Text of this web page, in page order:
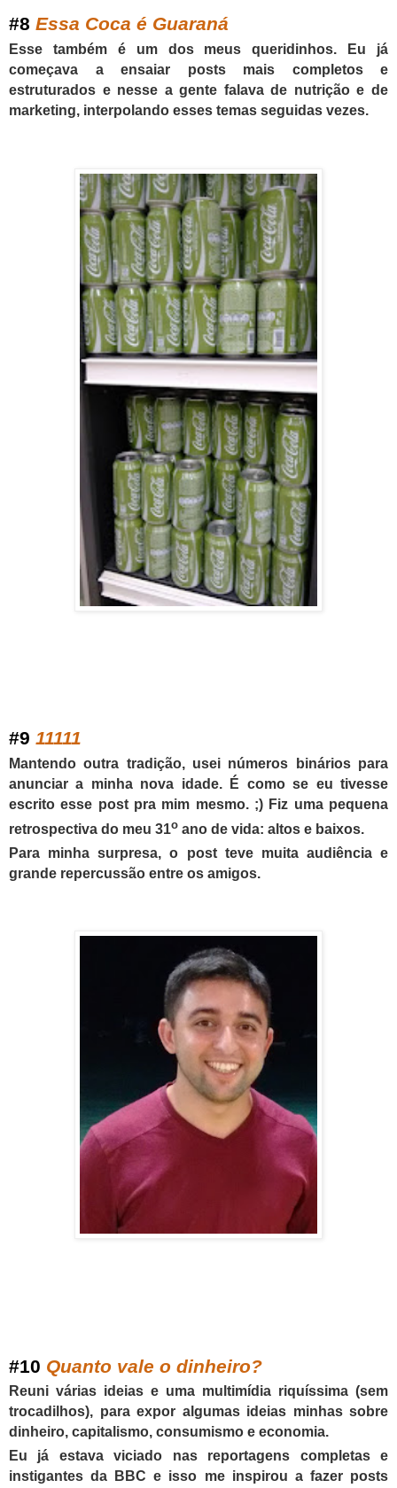
#8 Essa Coca é Guaraná
Esse também é um dos meus queridinhos. Eu já
começava a ensaiar posts mais completos e
estruturados e nesse a gente falava de nutrição e de
marketing, interpolando esses temas seguidas vezes.
#9 11111
Mantendo outra tradição, usei números binários para
anunciar a minha nova idade. É como se eu tivesse
escrito esse post pra mim mesmo. ;) Fiz uma pequena
retrospectiva do meu 31o ano de vida: altos e baixos.
Para minha surpresa, o post teve muita audiência e
grande repercussão entre os amigos.
#10 Quanto vale o dinheiro?
Reuni várias ideias e uma multimídia riquíssima (sem
trocadilhos), para expor algumas ideias minhas sobre
dinheiro, capitalismo, consumismo e economia.
Eu já estava viciado nas reportagens completas e
instigantes da BBC e isso me inspirou a fazer posts